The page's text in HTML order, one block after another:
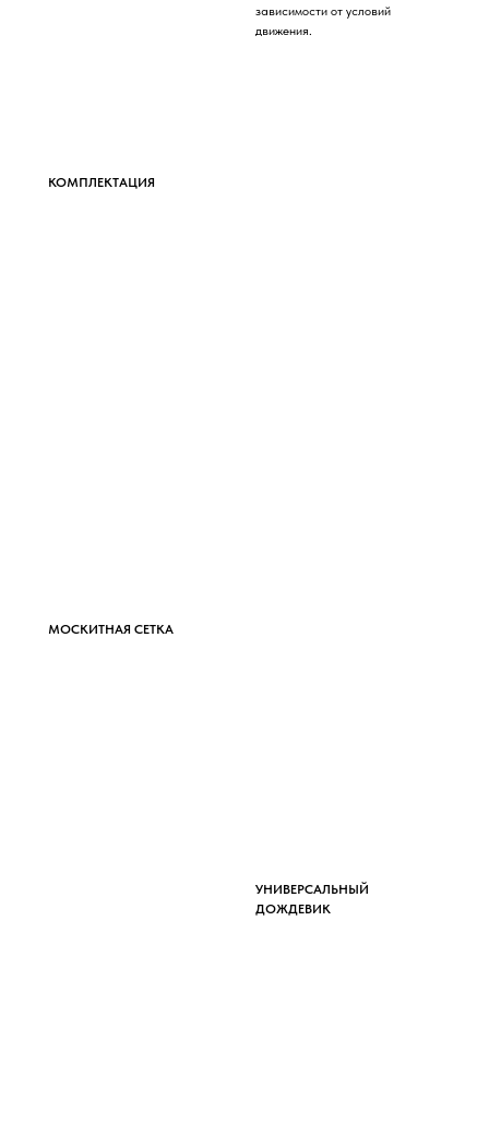
зависимости от условий
движения.
КОМПЛЕКТАЦИЯ
МОСКИТНАЯ СЕТКА
УНИВЕРСАЛЬНЫЙ
ДОЖДЕВИК